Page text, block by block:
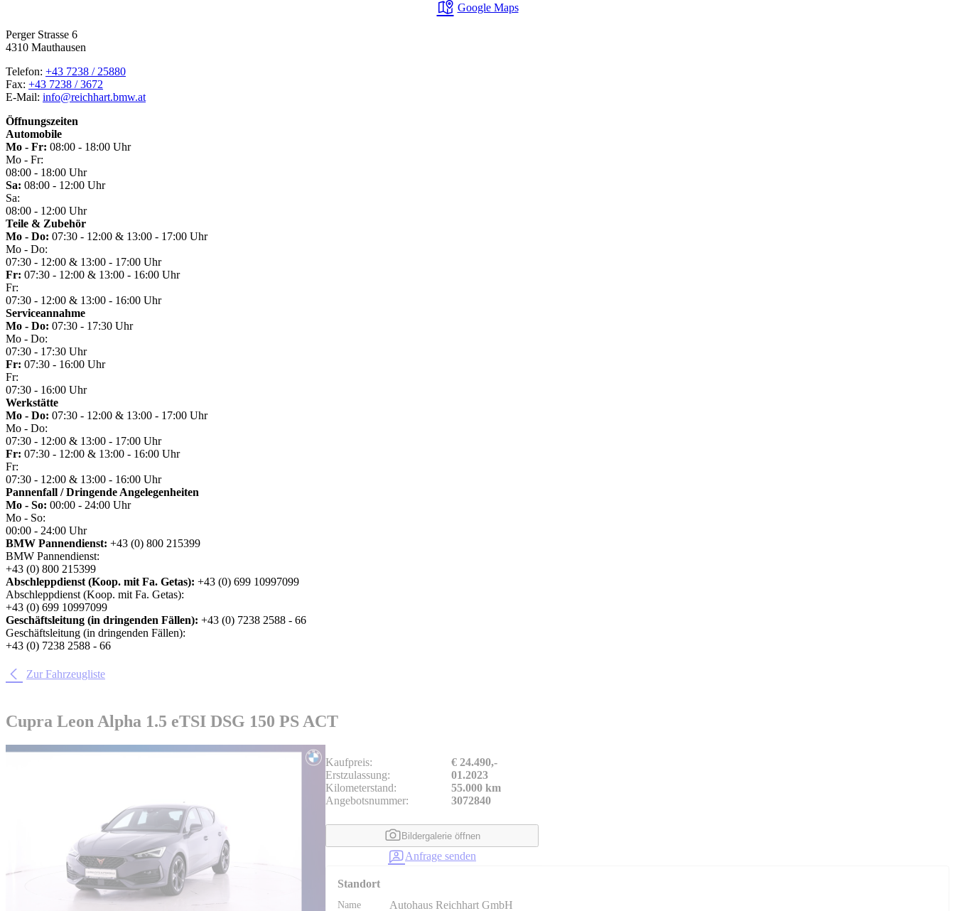
Google Maps
Perger Strasse 6
4310 Mauthausen
Telefon: +43 7238 / 25880
Fax: +43 7238 / 3672
E-Mail: info@reichhart.bmw.at
Öffnungszeiten
Automobile
Mo - Fr: 08:00 - 18:00 Uhr
Mo - Fr:
08:00 - 18:00 Uhr
Sa: 08:00 - 12:00 Uhr
Sa:
08:00 - 12:00 Uhr
Teile & Zubehör
Mo - Do: 07:30 - 12:00 & 13:00 - 17:00 Uhr
Mo - Do:
07:30 - 12:00 & 13:00 - 17:00 Uhr
Fr: 07:30 - 12:00 & 13:00 - 16:00 Uhr
Fr:
07:30 - 12:00 & 13:00 - 16:00 Uhr
Serviceannahme
Mo - Do: 07:30 - 17:30 Uhr
Mo - Do:
07:30 - 17:30 Uhr
Fr: 07:30 - 16:00 Uhr
Fr:
07:30 - 16:00 Uhr
Werkstätte
Mo - Do: 07:30 - 12:00 & 13:00 - 17:00 Uhr
Mo - Do:
07:30 - 12:00 & 13:00 - 17:00 Uhr
Fr: 07:30 - 12:00 & 13:00 - 16:00 Uhr
Fr:
07:30 - 12:00 & 13:00 - 16:00 Uhr
Pannenfall / Dringende Angelegenheiten
Mo - So: 00:00 - 24:00 Uhr
Mo - So:
00:00 - 24:00 Uhr
BMW Pannendienst: +43 (0) 800 215399
BMW Pannendienst:
+43 (0) 800 215399
Abschleppdienst (Koop. mit Fa. Getas): +43 (0) 699 10997099
Abschleppdienst (Koop. mit Fa. Getas):
+43 (0) 699 10997099
Geschäftsleitung (in dringenden Fällen): +43 (0) 7238 2588 - 66
Geschäftsleitung (in dringenden Fällen):
+43 (0) 7238 2588 - 66
Zur Fahrzeugliste
Cupra Leon Alpha 1.5 eTSI DSG 150 PS ACT
Kaufpreis:
€ 24.490,-
Erstzulassung:
01.2023
Kilometerstand:
55.000 km
Angebotsnummer:
3072840
Bildergalerie öffnen
Anfrage senden
Standort
Name Autohaus Reichhart GmbH